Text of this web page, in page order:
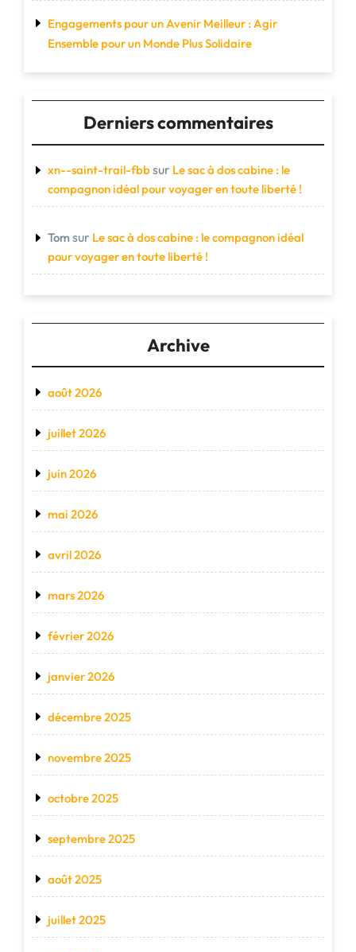
Engagements pour un Avenir Meilleur : Agir
Ensemble pour un Monde Plus Solidaire
Derniers commentaires
xn--saint-trail-fbbsur Le sac à dos cabine : le
compagnon idéal pour voyager en toute liberté !
Tom sur Le sac à dos cabine : le compagnon idéal
pour voyager en toute liberté !
Archive
août 2026
juillet 2026
juin 2026
mai 2026
avril 2026
mars 2026
février 2026
janvier 2026
décembre 2025
novembre 2025
octobre 2025
septembre 2025
août 2025
juillet 2025